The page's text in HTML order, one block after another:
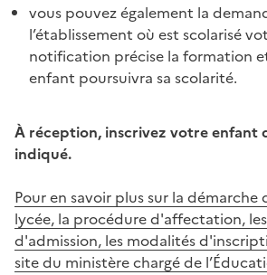
vous pouvez également la
l’établissement où est scolarisé
notification précise la formation
enfant poursuivra sa scolarité.
À réception, inscrivez votre enfant
indiqué.
Pour en savoir plus sur la démarche
lycée, la procédure d'affectation,
d'admission, les modalités
site du ministère chargé de